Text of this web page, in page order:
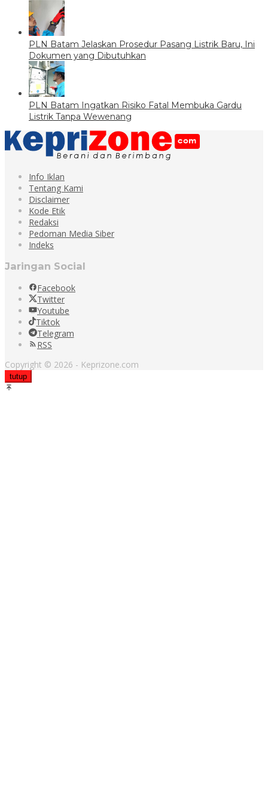
PLN Batam Jelaskan Prosedur Pasang Listrik Baru, Ini
Dokumen yang Dibutuhkan
PLN Batam Ingatkan Risiko Fatal Membuka Gardu
Listrik Tanpa Wewenang
Info Iklan
Tentang Kami
Disclaimer
Kode Etik
Redaksi
Pedoman Media Siber
Indeks
Jaringan Social
Facebook
Twitter
Youtube
Tiktok
Telegram
RSS
Copyright © 2026 - Keprizone.com
tutup